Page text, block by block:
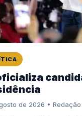
de 2026 • Redação